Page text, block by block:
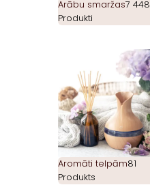
Arābu smaržas7 448
Produkti
Aromāti telpām81
Produkts